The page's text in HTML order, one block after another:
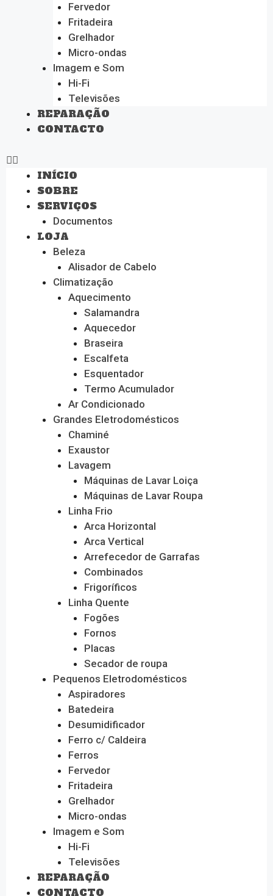
Fervedor
Fritadeira
Grelhador
Micro-ondas
Imagem e Som
Hi-Fi
Televisões
REPARAÇÃO
CONTACTO
INÍCIO
SOBRE
SERVIÇOS
Documentos
LOJA
Beleza
Alisador de Cabelo
Climatização
Aquecimento
Salamandra
Aquecedor
Braseira
Escalfeta
Esquentador
Termo Acumulador
Ar Condicionado
Grandes Eletrodomésticos
Chaminé
Exaustor
Lavagem
Máquinas de Lavar Loiça
Máquinas de Lavar Roupa
Linha Frio
Arca Horizontal
Arca Vertical
Arrefecedor de Garrafas
Combinados
Frigoríficos
Linha Quente
Fogões
Fornos
Placas
Secador de roupa
Pequenos Eletrodomésticos
Aspiradores
Batedeira
Desumidificador
Ferro c/ Caldeira
Ferros
Fervedor
Fritadeira
Grelhador
Micro-ondas
Imagem e Som
Hi-Fi
Televisões
REPARAÇÃO
CONTACTO